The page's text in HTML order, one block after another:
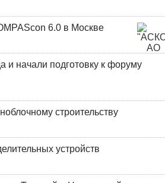
6.0 в Москве
и начали подготовку к форуму
строительству
устройств